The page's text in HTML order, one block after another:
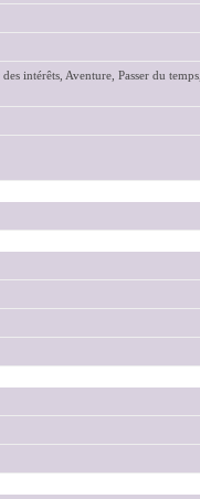
intérêts, Aventure, Passer du temps,